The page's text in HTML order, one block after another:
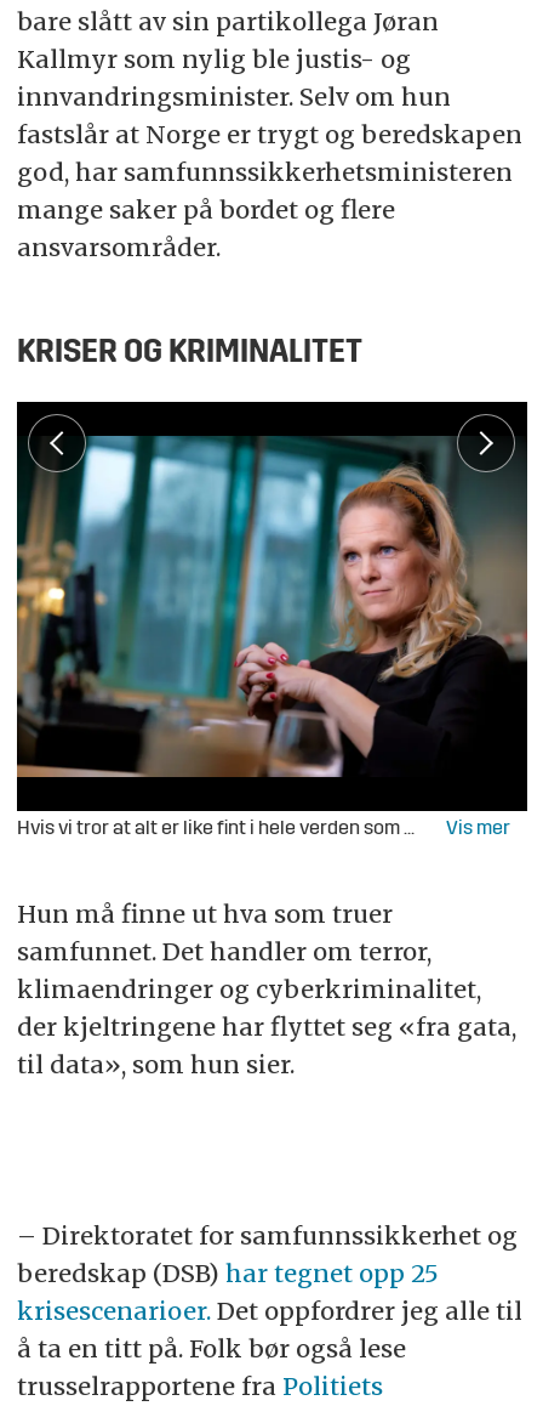
bare slått av sin partikollega Jøran
Kallmyr som nylig ble justis- og
innvandringsminister. Selv om hun
fastslår at Norge er trygt og beredskapen
god, har samfunnssikkerhetsministeren
mange saker på bordet og flere
ansvarsområder.
KRISER OG KRIMINALITET
Hvis vi tror at alt er like fint i hele verden som det er i Norge, vil vi få oss en på trynet, mener Ingvil Smines Tybring-Gjedde. Nå forlater hun og resten av Frp regjeringen.
Hun må finne ut hva som truer
samfunnet. Det handler om terror,
klimaendringer og cyberkriminalitet,
der kjeltringene har flyttet seg «fra gata,
til data», som hun sier.
– Direktoratet for samfunnssikkerhet og
beredskap (DSB) har tegnet opp 25
krisescenarioer.Det oppfordrer jeg alle til
å ta en titt på. Folk bør også lese
trusselrapportene fra Politiets